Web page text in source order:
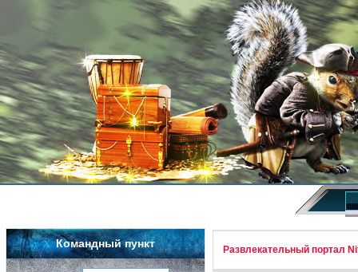
Командный пункт Развлекательный портал